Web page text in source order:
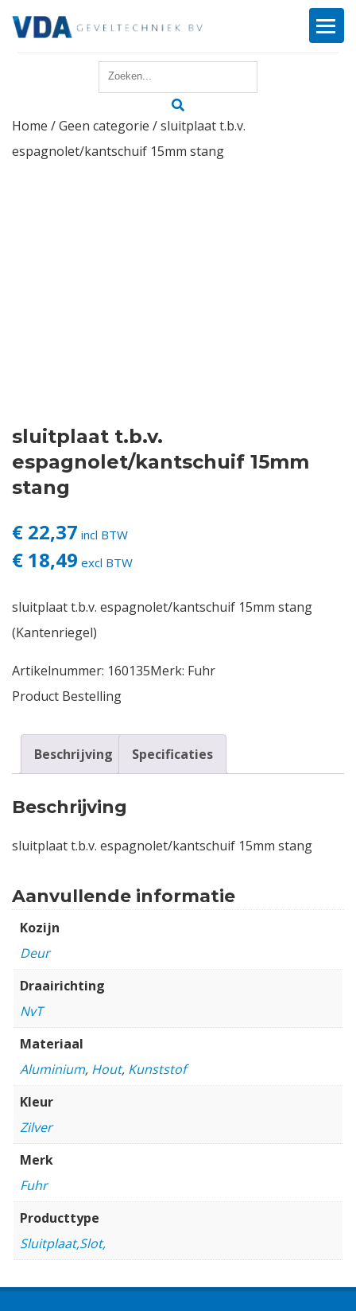
Reparatie
Login
Vacatures
Home /Geen categorie / sluitplaat t.b.v.
espagnolet/kantschuif 15mm stang
sluitplaat t.b.v.
espagnolet/kantschuif 15mm
stang
€ 22,37 incl BTW
€ 18,49 excl BTW
sluitplaat t.b.v. espagnolet/kantschuif 15mm stang
(Kantenriegel)
Artikelnummer: 160135Merk: Fuhr
Product Bestelling
Beschrijving Specificaties
Beschrijving
sluitplaat t.b.v. espagnolet/kantschuif 15mm stang
Aanvullende informatie
Kozijn
Deur
Draairichting
NvT
Materiaal
Aluminium, Hout, Kunststof
Kleur
Zilver
Merk
Fuhr
Producttype
Sluitplaat,Slot,